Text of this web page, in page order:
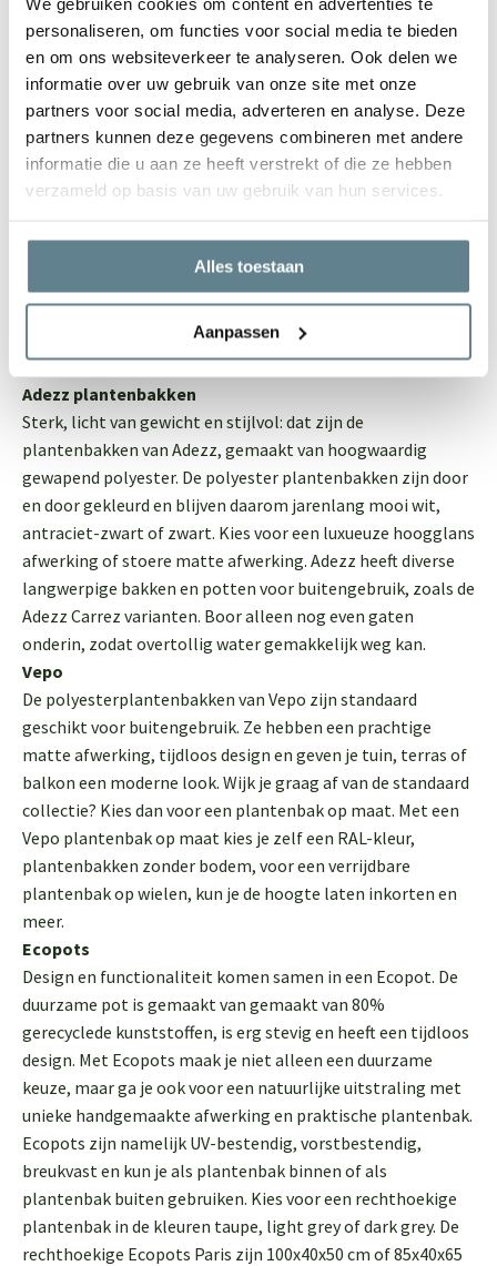
personaliseren, om functies voor social media te bieden
en om ons websiteverkeer te analyseren. Ook delen we
informatie over uw gebruik van onze site met onze
partners voor social media, adverteren en analyse. Deze
partners kunnen deze gegevens combineren met andere
informatie die u aan ze heeft verstrekt of die ze hebben
verzameld op basis van uw gebruik van hun services.
Alles toestaan
Aanpassen
Langwerpige plantenbakken en potten voor
buiten van topmerken
Nieuwsgierig naar de langwerpige plantenbakken
standaard geschikt voor buiten op
polyesterplantenbakken.nl? Je zult zien dat ons aanbod
aan langwerpige bloemenbakken en plantenbakken divers
is. Kies uit verschillende lengtes, breedtes en hoogtes, en
kleur en afwerking ga jij? Hoogglans wit of bijvoorbeeld
TIP: in het menu vind je met jouw gekozen filters sneller
wat je zoekt. Filter bijvoorbeeld op vorm, kleur en hoogte
cm.
Adezz plantenbakken
Sterk, licht van gewicht en stijlvol: dat zijn de
plantenbakken van Adezz, gemaakt van hoogwaardig
gewapend polyester. De polyester plantenbakken zijn door
en door gekleurd en blijven daarom jarenlang mooi wit,
antraciet-zwart of zwart. Kies voor een luxueuze hoogglans
afwerking of stoere matte afwerking. Adezz heeft diverse
langwerpige bakken en potten voor buitengebruik, zoals de
Adezz Carrez varianten. Boor alleen nog even gaten
onderin, zodat overtollig water gemakkelijk weg kan.
Vepo
De polyesterplantenbakken van Vepo zijn standaard
geschikt voor buitengebruik. Ze hebben een prachtige
matte afwerking, tijdloos design en geven je tuin, terras of
balkon een moderne look. Wijk je graag af van de standaard
collectie? Kies dan voor een plantenbak op maat. Met een
Vepo plantenbak op maat kies je zelf een RAL-kleur,
plantenbakken zonder bodem, voor een verrijdbare
plantenbak op wielen, kun je de hoogte laten inkorten en
meer.
Ecopots
Design en functionaliteit komen samen in een Ecopot. De
duurzame pot is gemaakt van gemaakt van 80%
gerecyclede kunststoffen, is erg stevig en heeft een tijdloos
design. Met Ecopots maak je niet alleen een duurzame
keuze, maar ga je ook voor een natuurlijke uitstraling met
unieke handgemaakte afwerking en praktische plantenbak.
Ecopots zijn namelijk UV-bestendig, vorstbestendig,
breukvast en kun je als plantenbak binnen of als
plantenbak buiten gebruiken. Kies voor een rechthoekige
plantenbak in de kleuren taupe, light grey of dark grey. De
rechthoekige Ecopots Paris zijn 100x40x50 cm of 85x40x65